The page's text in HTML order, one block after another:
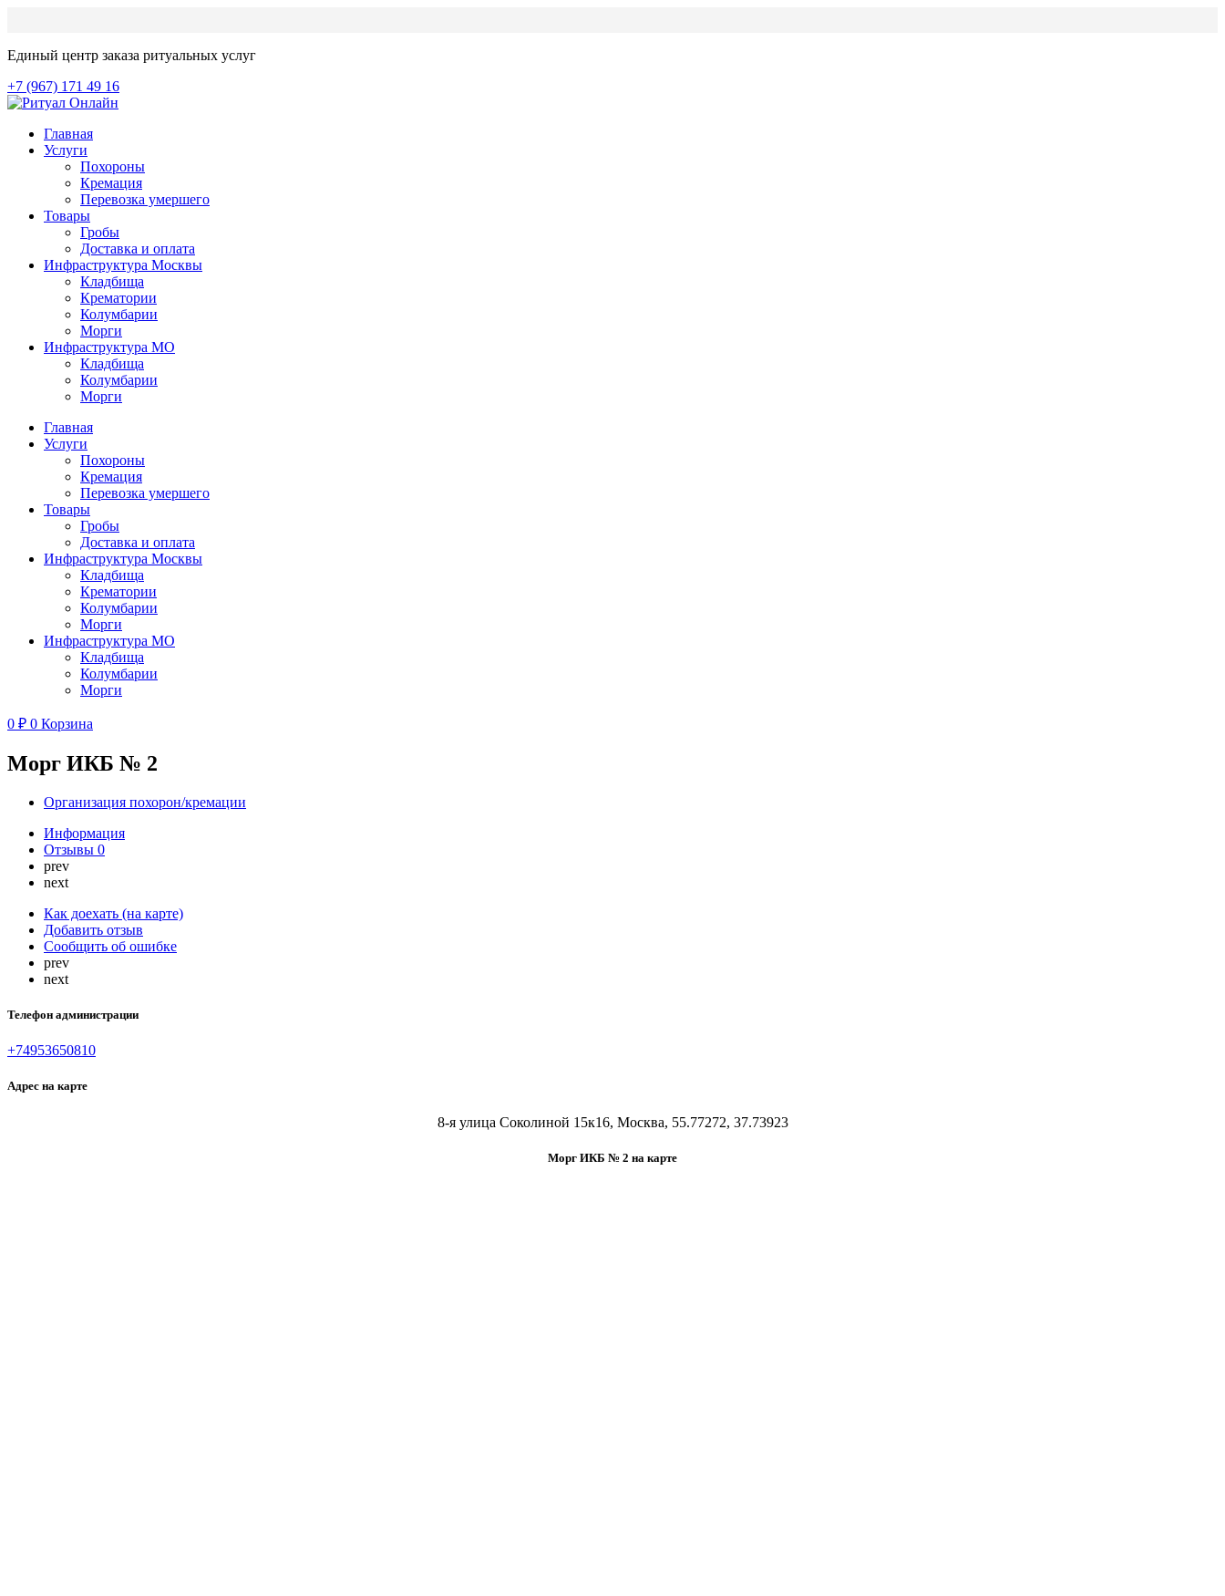
Единый центр заказа ритуальных услуг
+7 (967) 171 49 16
Главная
Услуги
Похороны
Кремация
Перевозка умершего
Товары
Гробы
Доставка и оплата
Инфраструктура Москвы
Кладбища
Крематории
Колумбарии
Морги
Инфраструктура МО
Кладбища
Колумбарии
Морги
Главная
Услуги
Похороны
Кремация
Перевозка умершего
Товары
Гробы
Доставка и оплата
Инфраструктура Москвы
Кладбища
Крематории
Колумбарии
Морги
Инфраструктура МО
Кладбища
Колумбарии
Морги
0 ₽ 0 Корзина
Морг ИКБ № 2
Организация похорон/кремации
Информация
Отзывы 0
prev
next
Как доехать (на карте)
Добавить отзыв
Сообщить об ошибке
prev
next
Телефон администрации
+74953650810
Адрес на карте
8-я улица Соколиной 15к16, Москва, 55.77272, 37.73923
Морг ИКБ № 2 на карте